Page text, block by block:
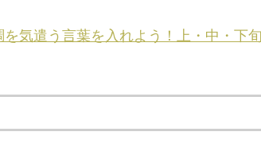
気遣う言葉を入れよう！上・中・下